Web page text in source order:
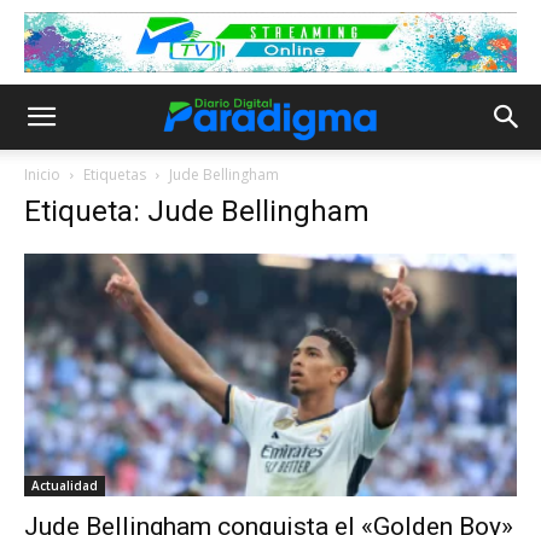
Inicio Etiquetas Jude Bellingham
Etiqueta: Jude Bellingham
Actualidad
Jude Bellingham conquista el «Golden Boy»